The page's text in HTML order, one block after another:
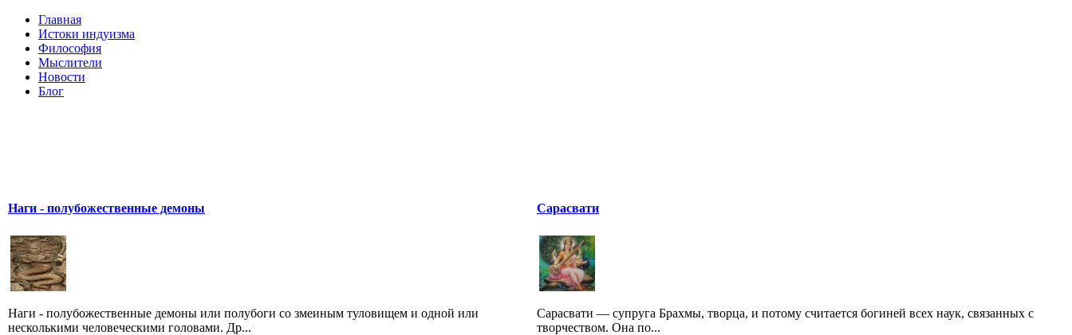
Главная
Истоки индуизма
Философия
Мыслители
Новости
Блог
Наги - полубожественные демоны
Наги - полубожественные демоны или полубоги со змеиным туловищем и одной или
несколькими человеческими головами. Др...
Сарасвати
Сарасвати — супруга Брахмы, творца, и потому считается богиней всех наук, связанных с
творчеством. Она по...